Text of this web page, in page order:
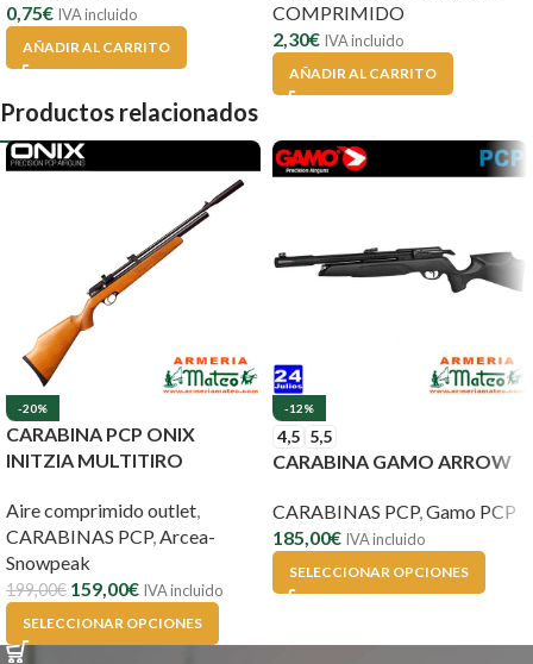
0,75€ IVA incluido
AÑADIR AL CARRITO
COMPRIMIDO
2,30€ IVA incluido
AÑADIR AL CARRITO
Productos relacionados
-20%
CARABINA PCP ONIX
INITZIA MULTITIRO
Aire comprimido outlet,
CARABINAS PCP,Arcea-
Snowpeak
199,00€ 159,00€ IVA incluido
SELECCIONAR OPCIONES
-12%
4,5 5,5
CARABINA GAMO ARROW
CARABINAS PCP,Gamo PCP
185,00€ IVA incluido
SELECCIONAR OPCIONES